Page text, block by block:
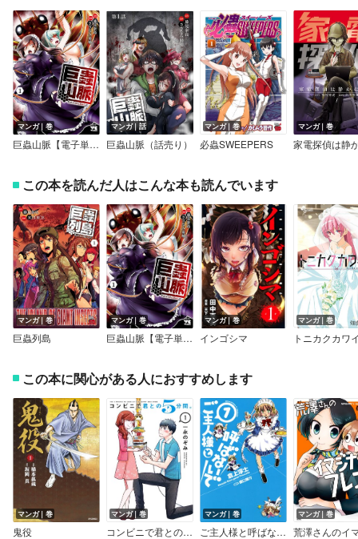
マンガ｜巻
巨蟲山脈【電子単行本】
マンガ｜話
巨蟲山脈（話売り）
マンガ｜巻
必蟲SWEEPERS
マンガ｜巻
この本を読んだ人はこんな本も読んでいます
マンガ｜巻
巨蟲列島
マンガ｜巻
巨蟲山脈【電子単行本】
マンガ｜巻
インゴシマ
マンガ｜巻
トニカクカワ
この本に関心がある人におすすめします
マンガ｜巻
鬼役
マンガ｜巻
コンビニで君との５分間。【デジタル版限定特典付き】
マンガ｜巻
ご主人様と呼ばないで
マンガ｜巻